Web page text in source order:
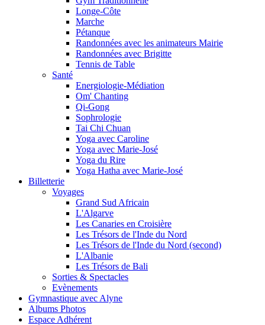
Longe-Côte
Marche
Pétanque
Randonnées avec les animateurs Mairie
Randonnées avec Brigitte
Tennis de Table
Santé
Energiologie-Médiation
Om' Chanting
Qi-Gong
Sophrologie
Tai Chi Chuan
Yoga avec Caroline
Yoga avec Marie-José
Yoga du Rire
Yoga Hatha avec Marie-José
Billetterie
Voyages
Grand Sud Africain
L'Algarve
Les Canaries en Croisière
Les Trésors de l'Inde du Nord
Les Trésors de l'Inde du Nord (second)
L'Albanie
Les Trésors de Bali
Sorties & Spectacles
Evènements
Gymnastique avec Alyne
Albums Photos
Espace Adhérent